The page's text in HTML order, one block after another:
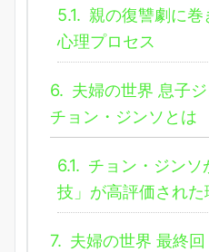
5.1. 親の復讐劇に
心理プロセス
6. 夫婦の世界 息子
チョン・ジンソとは
6.1. チョン・ジンソ
技」が高評価された
7. 夫婦の世界 最終